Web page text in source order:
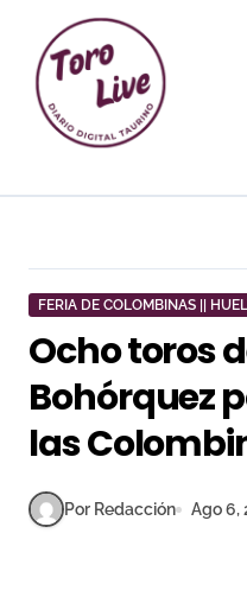
contenido
FERIA DE COLOMBINAS ||
Ocho toros
Bohórquez
las
Por Redacción Ago 6,